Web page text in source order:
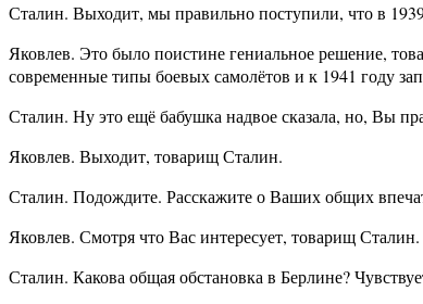
Сталин. Выходит, мы правильно поступили, что в
Яковлев. Это было поистине гениальное решение,
современные типы боевых самолётов и к 1941 году
Сталин. Ну это ещё бабушка надвое сказала, но, Вы
Яковлев. Выходит, товарищ Сталин.
Сталин. Подождите. Расскажите о Ваших общих
Яковлев. Смотря что Вас интересует, товарищ Сталин.
Сталин. Какова общая обстановка в Берлине?